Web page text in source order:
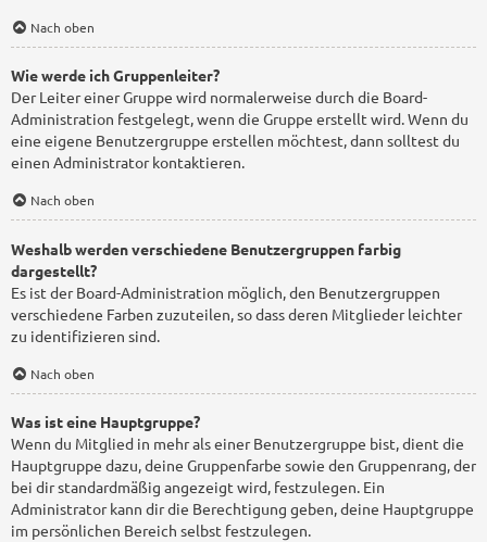
Nach oben
Wie werde ich Gruppenleiter?
Der Leiter einer Gruppe wird normalerweise durch die Board-
Administration festgelegt, wenn die Gruppe erstellt wird. Wenn du
eine eigene Benutzergruppe erstellen möchtest, dann solltest du
einen Administrator kontaktieren.
Nach oben
Weshalb werden verschiedene Benutzergruppen farbig
dargestellt?
Es ist der Board-Administration möglich, den Benutzergruppen
verschiedene Farben zuzuteilen, so dass deren Mitglieder leichter
zu identifizieren sind.
Nach oben
Was ist eine Hauptgruppe?
Wenn du Mitglied in mehr als einer Benutzergruppe bist, dient die
Hauptgruppe dazu, deine Gruppenfarbe sowie den Gruppenrang, der
bei dir standardmäßig angezeigt wird, festzulegen. Ein
Administrator kann dir die Berechtigung geben, deine Hauptgruppe
im persönlichen Bereich selbst festzulegen.